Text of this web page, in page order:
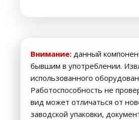
Внимание: данный
бывшим в употреблении.
использованного
Работоспособность не
вид может отличаться от
заводской упаковки,